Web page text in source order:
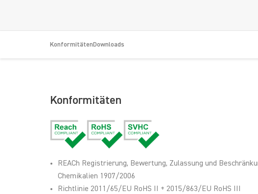
Konformitäten Downloads
Konformitäten
REACh Registrierung, Bewertung, Zulassung und
Chemikalien 1907/2006
Richtlinie 2011/65/EU RoHS II + 2015/863/EU RoHS III